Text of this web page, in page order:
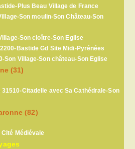
Plus Beau Village de France
Son moulin-Son Château-Son
Son cloître-Son Eglise
Bastide Gd Site Midi-Pyrénées
Son Village-Son château-Son Eglise
(31)
31510-Citadelle avec Sa Cathédrale-Son
(82)
Médiévale